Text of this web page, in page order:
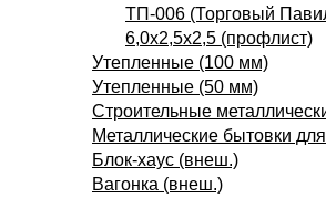
ТП-006 (Торговый
6,0х2,5х2,5 (профлист)
Утепленные (100 мм)
Утепленные (50 мм)
Строительные
Металлические бытовки
Блок-хаус (внеш.)
Вагонка (внеш.)